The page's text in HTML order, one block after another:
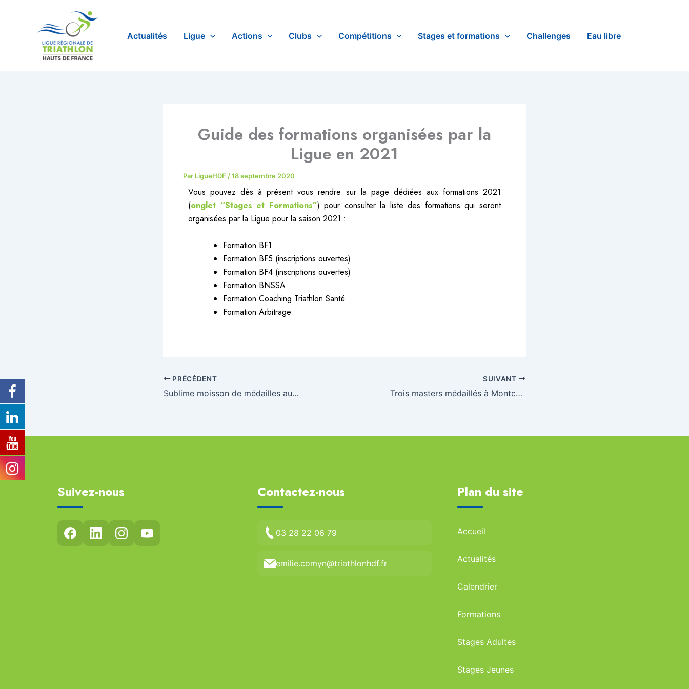
Actualités Ligue Actions Clubs Compétitions Stages et formations Challenges Eau libre
Guide des formations organisées par la
Ligue en 2021
Par LigueHDF /18 septembre 2020
Vous pouvez dès à présent vous rendre sur la page dédiées aux formations 2021
(onglet “Stages et Formations”) pour consulter la liste des formations qui seront
organisées par la Ligue pour la saison 2021 :
Formation BF1
Formation BF5 (inscriptions ouvertes)
Formation BF4 (inscriptions ouvertes)
Formation BNSSA
Formation Coaching Triathlon Santé
Formation Arbitrage
PRÉCÉDENT
Sublime moisson de médailles aux France de Swimrun
SUIVANT
Trois masters médaillés à Montceau-les-Mines
Suivez-nous Contactez-nous
03 28 22 06 79
emilie.comyn@triathlonhdf.fr
Plan du site
Accueil
Actualités
Calendrier
Formations
Stages Adultes
Stages Jeunes